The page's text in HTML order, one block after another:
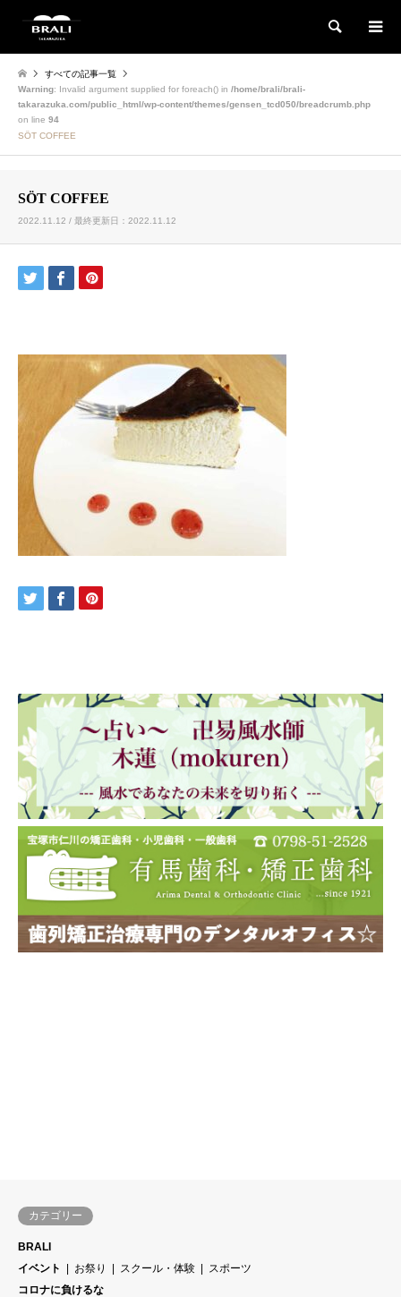
検索
すべての記事一覧
Warning: Invalid argument supplied for foreach() in /home/brali/brali-
takarazuka.com/public_html/wp-content/themes/gensen_tcd050/breadcrumb.php
on line 94
SÖT COFFEE
SÖT COFFEE
2022.11.12 / 最終更新日：2022.11.12
カテゴリー
BRALI
イベント
お祭り スクール・体験
スポーツ
コロナに負けるな